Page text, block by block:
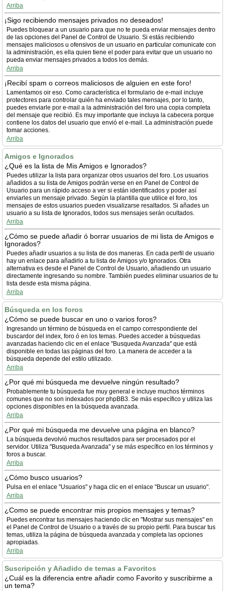
Arriba
¡Sigo recibiendo mensajes privados no deseados!
Puedes bloquear a un usuario para que no te pueda enviar mensajes dentro
de las opciones del Panel de Control de Usuario. Si estás recibiendo
mensajes maliciosos u ofensivos de un usuario en particular comunicate con
la administración, es ella quien tiene el poder para evitar que un usuario no
pueda enviar mensajes privados a todos los demás.
Arriba
¡Recibí spam o correos maliciosos de alguien en este foro!
Lamentamos oir eso. Como característica el formulario de e-mail incluye
protectores para controlar quién ha enviado tales mensajes, por lo tanto,
puedes enviarle por e-mail a la administración del foro una copia completa
del mensaje que recibió. Es muy importante que incluya la cabecera porque
contiene los datos del usuario que envió el e-mail. La administración puede
tomar acciones.
Arriba
Amigos e Ignorados
¿Qué es la lista de Mis Amigos e Ignorados?
Puedes utilizar la lista para organizar otros usuarios del foro. Los usuarios
añadidos a su lista de Amigos podrán verse en en Panel de Control de
Usuario para un rápido acceso a ver si están identificados y poder así
enviarles un mensaje privado. Según la plantilla que utilice el foro, los
mensajes de estos usuarios pueden visualizarse resaltados. Si añades un
usuario a su lista de Ignorados, todos sus mensajes serán ocultados.
Arriba
¿Cómo se puede añadir ó borrar usuarios de mi lista de Amigos e
Ignorados?
Puedes añadir usuarios a su lista de dos maneras. En cada perfil de usuario
hay un enlace para añadirlo a tu lista de Amigos y/o Ignorados. Otra
alternativa es desde el Panel de Control de Usuario, añadiendo un usuario
directamente ingresando su nombre. También puedes eliminar usuarios de tu
lista desde esta misma página.
Arriba
Búsqueda en los foros
¿Cómo se puede buscar en uno o varios foros?
Ingresando un término de búsqueda en el campo correspondiente del
buscardor del index, foro ó en los temas. Puedes acceder a búsquedas
avanzadas haciendo clic en el enlace "Busqueda Avanzada" que está
disponible en todas las páginas del foro. La manera de acceder a la
búsqueda depende del estilo utilizado.
Arriba
¿Por qué mi búsqueda me devuelve ningún resultado?
Probablemente tu búsqueda fue muy general e incluye muchos términos
comunes que no son indexados por phpBB3. Se más específico y utiliza las
opciones disponibles en la búsqueda avanzada.
Arriba
¿Por qué mi búsqueda me devuelve una página en blanco?
La búsqueda devolvió muchos resultados para ser procesados por el
servidor. Utiliza "Busqueda Avanzada" y se más específico en los términos y
foros a buscar.
Arriba
¿Cómo busco usuarios?
Pulsa en el enlace "Usuarios" y haga clic en el enlace "Buscar un usuario".
Arriba
¿Como se puede encontrar mis propios mensajes y temas?
Puedes encontrar tus mensajes haciendo clic en "Mostrar sus mensajes" en
el Panel de Control de Usuario o a través de su propio perfil. Para buscar tus
temas, utiliza la página de búsqueda avanzada y completa las opciones
apropiadas.
Arriba
Suscripción y Añadido de temas a Favoritos
¿Cuál es la diferencia entre añadir como Favorito y suscribirme a
un tema?